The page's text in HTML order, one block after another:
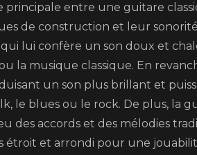
principale entre une guitare
de construction et leur
lui confère un son doux et
la musique classique. En
un son plus brillant et
le blues ou le rock. De plus, la
des accords et des mélodies
étroit et arrondi pour une